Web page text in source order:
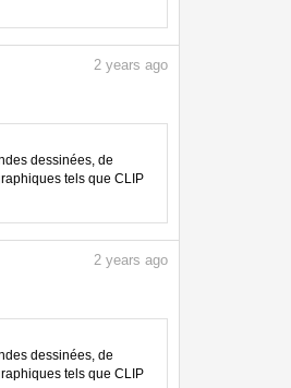
2 years ago
dessinées, de
tels que CLIP
2 years ago
dessinées, de
tels que CLIP